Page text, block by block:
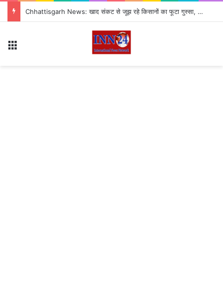
Chhattisgarh News: खाद संकट से जूझ रहे किसानों का फूटा गुस्सा, 35 टन खाद की नीलामी रद्द होने पर सड़क पर उतरे